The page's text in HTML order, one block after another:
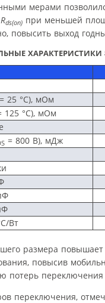
мерами
Rds(on) при меньшей
повысить выход
ХАРАКТЕРИСТИКИ
25 °C), мОм
125 °C), мОм
= 800 В), мДж
Вт
размера
повысив
потерь
переключения,